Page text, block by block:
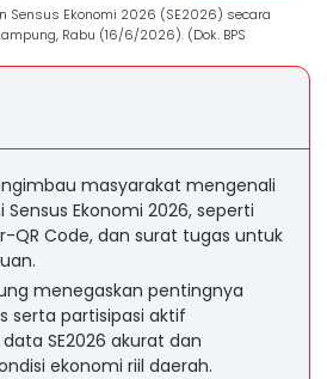
Sensus Ekonomi 2026 (SE2026) secara
Rabu (16/6/2026). (Dok. BPS
masyarakat mengenali
Ekonomi 2026, seperti
QR Code, dan surat tugas untuk
menegaskan pentingnya
serta partisipasi aktif
SE2026 akurat dan
ekonomi riil daerah.